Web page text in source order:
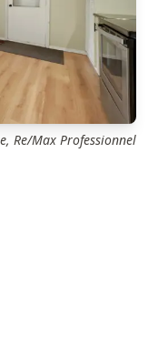
Re/Max Professionnel